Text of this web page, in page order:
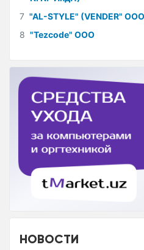
7 "AL-STYLE" (VENDER"
8 "Tezcode" ООО
НОВОСТИ